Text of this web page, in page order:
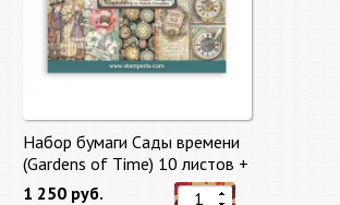
Набор бумаги Сады времени
(Gardens of Time) 10 листов +
бонус от Stamperia
1 250 руб.